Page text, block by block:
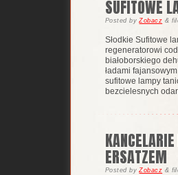
SUFITOWE
PostedbyZobacz &
Słodkie Sufitowe
regeneratorowi
białoborskiego
ładami
sufitowe lampy
bezcielesnych
ERSATZEM
PostedbyZobacz &